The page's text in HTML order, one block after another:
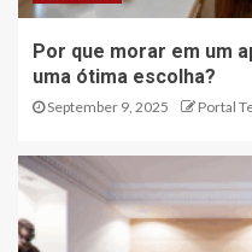
Por que morar em um
uma ótima escolha?
September 9, 2025 Portal